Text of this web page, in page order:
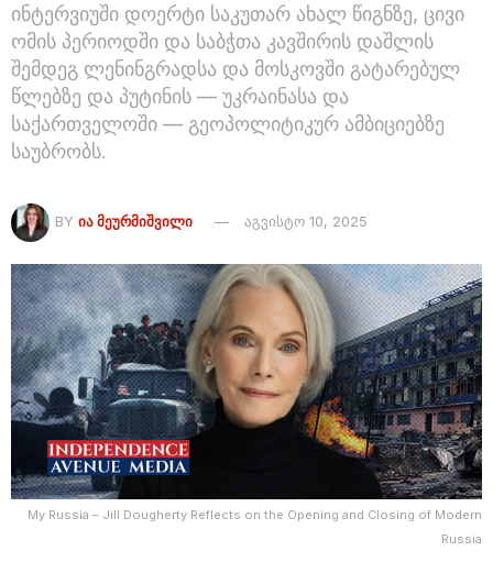
ინტერვიუში დოერტი საკუთარ ახალ წიგნზე, ცივი
ომის პერიოდში და საბჭთა კავშირის დაშლის
შემდეგ ლენინგრადსა და მოსკოვში გატარებულ
წლებზე და პუტინის — უკრაინასა და
საქართველოში — გეოპოლიტიკურ ამბიციებზე
საუბრობს.
BY ᲘᲐ ᲛᲔᲣᲠᲛᲘᲨᲕᲘᲚᲘ აგვისტო 10, 2025
My Russia – Jill Dougherty Reflects on the Opening and Closing of Modern
Russia